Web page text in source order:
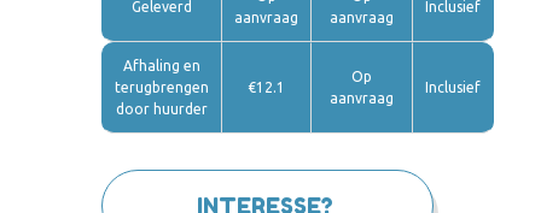
Geleverd
aanvraag
aanvraag
Inclusief
Afhaling en
terugbrengen
door huurder
€12.1
Op
aanvraag
Inclusief
INTERESSE?